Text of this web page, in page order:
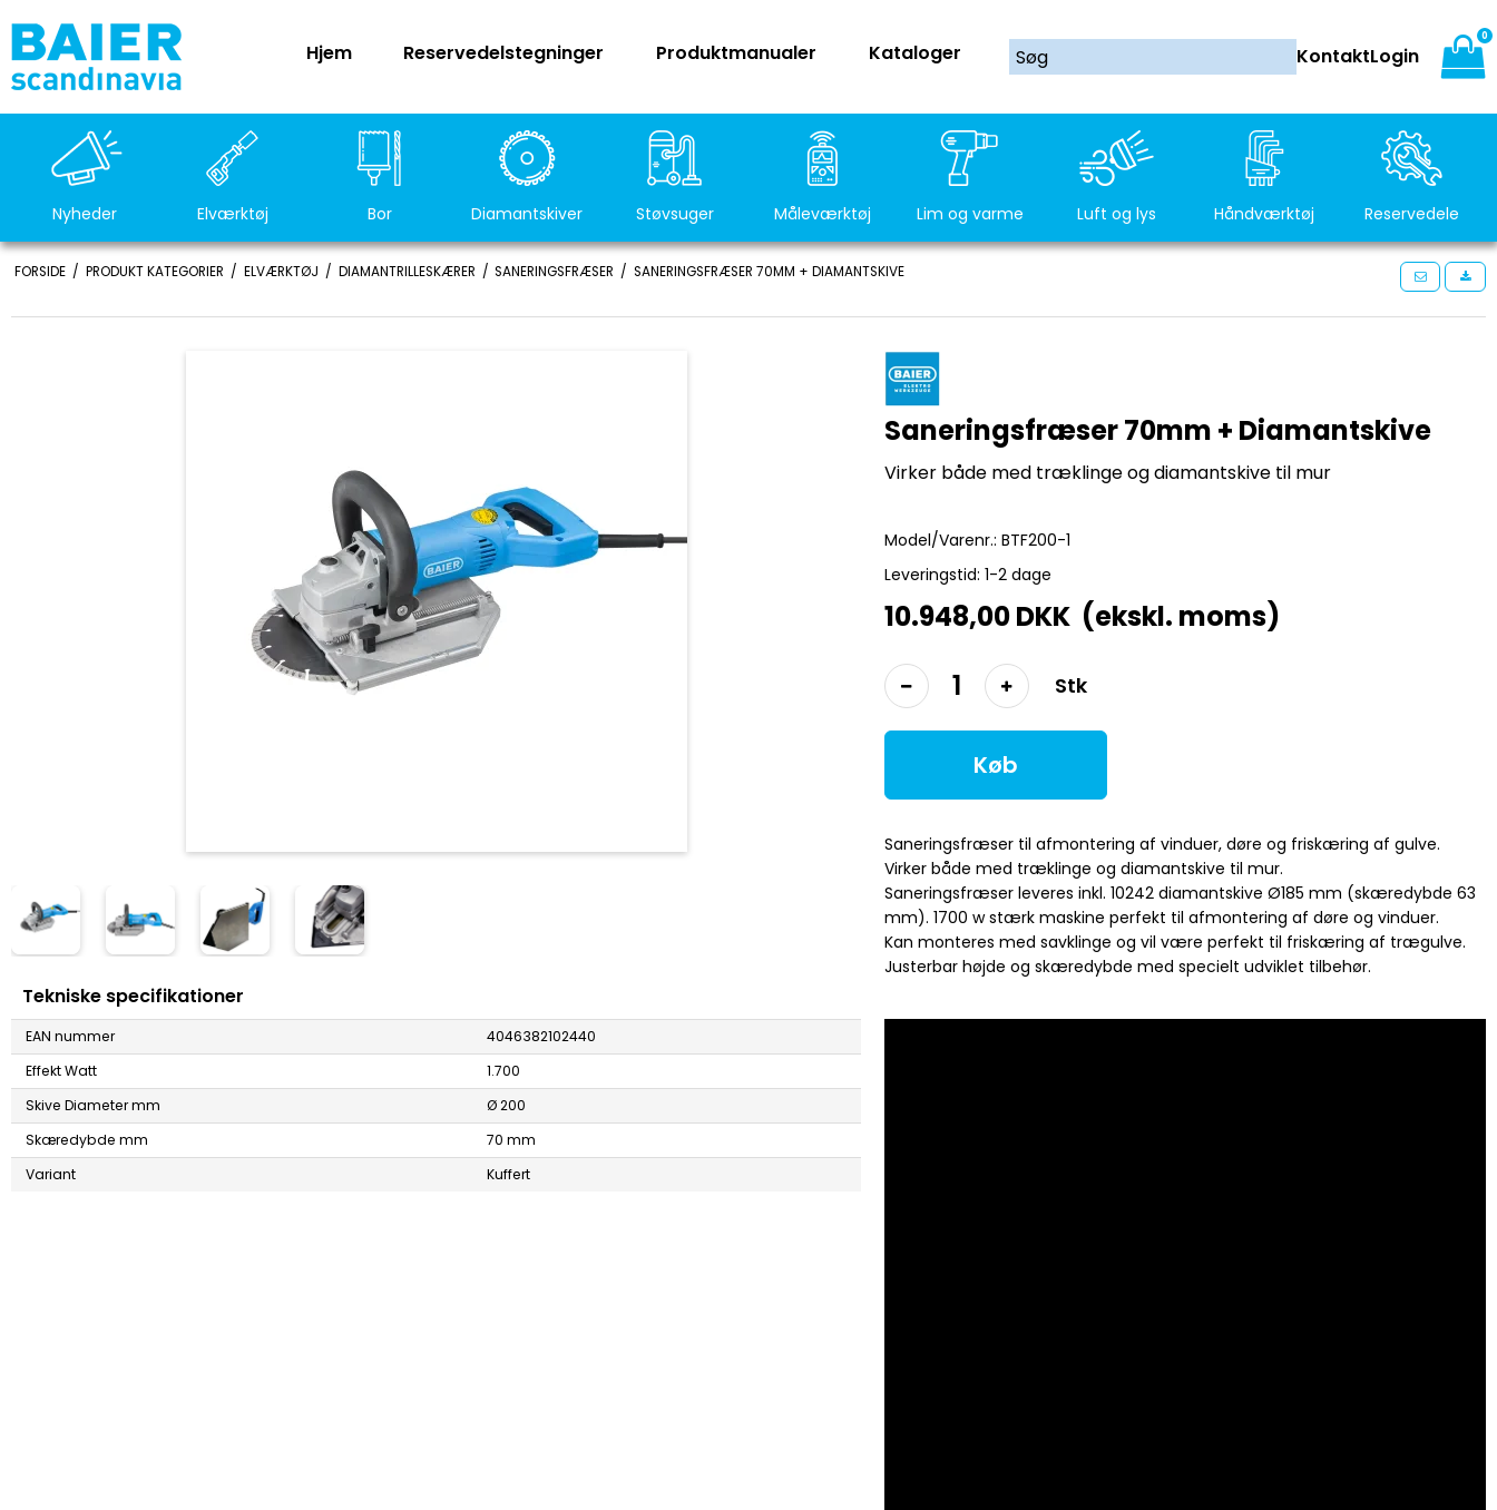
Hjem Reservedelstegninger Produktmanualer Kataloger KontaktLogin
0
Nyheder Elværktøj Bor Diamantskiver Støvsuger Måleværktøj Lim og varme Luft og lys Håndværktøj Reservedele
FORSIDE / PRODUKT KATEGORIER / ELVÆRKTØJ / DIAMANTRILLESKÆRER / SANERINGSFRÆSER / SANERINGSFRÆSER 70MM + DIAMANTSKIVE
Tekniske specifikationer
EAN nummer
4046382102440
Effekt Watt
1.700
Skive Diameter mm
Ø 200
Skæredybde mm
70 mm
Variant
Kuffert
Saneringsfræser 70mm + Diamantskive
Virker både med træklinge og diamantskive til mur
Model/Varenr.: BTF200-1
Leveringstid: 1-2 dage
10.948,00 DKK (ekskl. moms)
Stk
Køb
Saneringsfræser til afmontering af vinduer, døre og friskæring af gulve.
Virker både med træklinge og diamantskive til mur.
Saneringsfræser leveres inkl. 10242 diamantskive Ø185 mm (skæredybde 63
mm). 1700 w stærk maskine perfekt til afmontering af døre og vinduer.
Kan monteres med savklinge og vil være perfekt til friskæring af trægulve.
Justerbar højde og skæredybde med specielt udviklet tilbehør.